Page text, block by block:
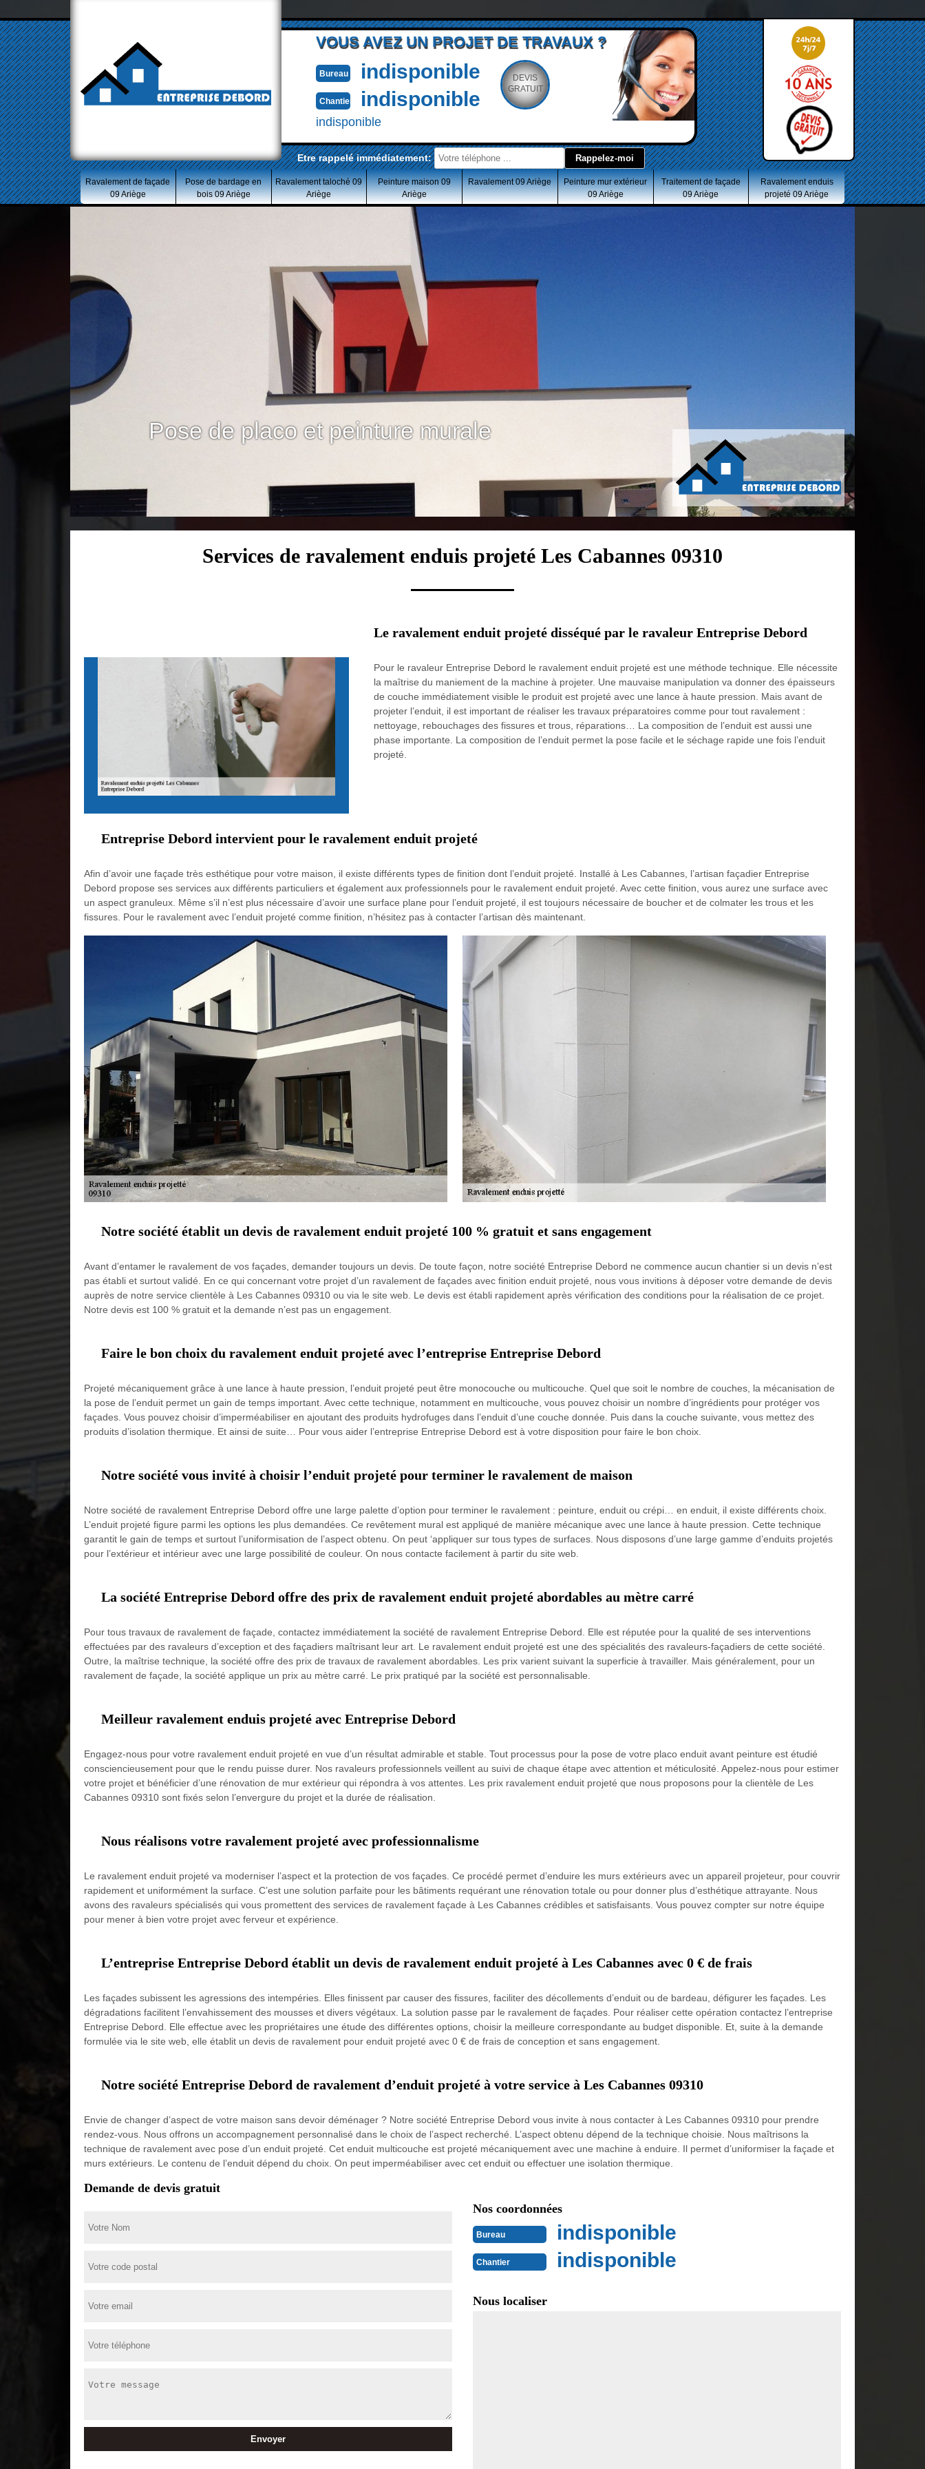
VOUS AVEZ UN PROJET DE TRAVAUX ?
Bureau indisponible
Chantier indisponible
indisponible
DEVIS
GRATUIT
Etre rappelé immédiatement:
Ravalement de façade
09 Ariège
Pose de bardage en
bois 09 Ariège
Ravalement taloché 09
Ariège
Peinture maison 09
Ariège
Ravalement 09 Ariège
Peinture mur extérieur
09 Ariège
Traitement de façade
09 Ariège
Ravalement enduis
projeté 09 Ariège
Pose de placo et peinture murale
Services de ravalement enduis projeté Les Cabannes 09310
Le ravalement enduit projeté disséqué par le ravaleur Entreprise Debord
Pour le ravaleur Entreprise Debord le ravalement enduit projeté est une méthode technique. Elle nécessite
la maîtrise du maniement de la machine à projeter. Une mauvaise manipulation va donner des épaisseurs
de couche immédiatement visible le produit est projeté avec une lance à haute pression. Mais avant de
projeter l’enduit, il est important de réaliser les travaux préparatoires comme pour tout ravalement :
nettoyage, rebouchages des fissures et trous, réparations… La composition de l’enduit est aussi une
phase importante. La composition de l’enduit permet la pose facile et le séchage rapide une fois l’enduit
projeté.
Entreprise Debord intervient pour le ravalement enduit projeté
Afin d’avoir une façade très esthétique pour votre maison, il existe différents types de finition dont l’enduit projeté. Installé à Les Cabannes, l’artisan façadier Entreprise
Debord propose ses services aux différents particuliers et également aux professionnels pour le ravalement enduit projeté. Avec cette finition, vous aurez une surface avec
un aspect granuleux. Même s’il n’est plus nécessaire d’avoir une surface plane pour l’enduit projeté, il est toujours nécessaire de boucher et de colmater les trous et les
fissures. Pour le ravalement avec l’enduit projeté comme finition, n’hésitez pas à contacter l’artisan dès maintenant.
Notre société établit un devis de ravalement enduit projeté 100 % gratuit et sans engagement
Avant d’entamer le ravalement de vos façades, demander toujours un devis. De toute façon, notre société Entreprise Debord ne commence aucun chantier si un devis n’est
pas établi et surtout validé. En ce qui concernant votre projet d’un ravalement de façades avec finition enduit projeté, nous vous invitions à déposer votre demande de devis
auprès de notre service clientèle à Les Cabannes 09310 ou via le site web. Le devis est établi rapidement après vérification des conditions pour la réalisation de ce projet.
Notre devis est 100 % gratuit et la demande n’est pas un engagement.
Faire le bon choix du ravalement enduit projeté avec l’entreprise Entreprise Debord
Projeté mécaniquement grâce à une lance à haute pression, l’enduit projeté peut être monocouche ou multicouche. Quel que soit le nombre de couches, la mécanisation de
la pose de l’enduit permet un gain de temps important. Avec cette technique, notamment en multicouche, vous pouvez choisir un nombre d’ingrédients pour protéger vos
façades. Vous pouvez choisir d’imperméabiliser en ajoutant des produits hydrofuges dans l’enduit d’une couche donnée. Puis dans la couche suivante, vous mettez des
produits d’isolation thermique. Et ainsi de suite… Pour vous aider l’entreprise Entreprise Debord est à votre disposition pour faire le bon choix.
Notre société vous invité à choisir l’enduit projeté pour terminer le ravalement de maison
Notre société de ravalement Entreprise Debord offre une large palette d’option pour terminer le ravalement : peinture, enduit ou crépi… en enduit, il existe différents choix.
L’enduit projeté figure parmi les options les plus demandées. Ce revêtement mural est appliqué de manière mécanique avec une lance à haute pression. Cette technique
garantit le gain de temps et surtout l’uniformisation de l’aspect obtenu. On peut ‘appliquer sur tous types de surfaces. Nous disposons d’une large gamme d’enduits projetés
pour l’extérieur et intérieur avec une large possibilité de couleur. On nous contacte facilement à partir du site web.
La société Entreprise Debord offre des prix de ravalement enduit projeté abordables au mètre carré
Pour tous travaux de ravalement de façade, contactez immédiatement la société de ravalement Entreprise Debord. Elle est réputée pour la qualité de ses interventions
effectuées par des ravaleurs d’exception et des façadiers maîtrisant leur art. Le ravalement enduit projeté est une des spécialités des ravaleurs-façadiers de cette société.
Outre, la maîtrise technique, la société offre des prix de travaux de ravalement abordables. Les prix varient suivant la superficie à travailler. Mais généralement, pour un
ravalement de façade, la société applique un prix au mètre carré. Le prix pratiqué par la société est personnalisable.
Meilleur ravalement enduis projeté avec Entreprise Debord
Engagez-nous pour votre ravalement enduit projeté en vue d’un résultat admirable et stable. Tout processus pour la pose de votre placo enduit avant peinture est étudié
consciencieusement pour que le rendu puisse durer. Nos ravaleurs professionnels veillent au suivi de chaque étape avec attention et méticulosité. Appelez-nous pour estimer
votre projet et bénéficier d’une rénovation de mur extérieur qui répondra à vos attentes. Les prix ravalement enduit projeté que nous proposons pour la clientèle de Les
Cabannes 09310 sont fixés selon l’envergure du projet et la durée de réalisation.
Nous réalisons votre ravalement projeté avec professionnalisme
Le ravalement enduit projeté va moderniser l’aspect et la protection de vos façades. Ce procédé permet d’enduire les murs extérieurs avec un appareil projeteur, pour couvrir
rapidement et uniformément la surface. C’est une solution parfaite pour les bâtiments requérant une rénovation totale ou pour donner plus d’esthétique attrayante. Nous
avons des ravaleurs spécialisés qui vous promettent des services de ravalement façade à Les Cabannes crédibles et satisfaisants. Vous pouvez compter sur notre équipe
pour mener à bien votre projet avec ferveur et expérience.
L’entreprise Entreprise Debord établit un devis de ravalement enduit projeté à Les Cabannes avec 0 € de frais
Les façades subissent les agressions des intempéries. Elles finissent par causer des fissures, faciliter des décollements d’enduit ou de bardeau, défigurer les façades. Les
dégradations facilitent l’envahissement des mousses et divers végétaux. La solution passe par le ravalement de façades. Pour réaliser cette opération contactez l’entreprise
Entreprise Debord. Elle effectue avec les propriétaires une étude des différentes options, choisir la meilleure correspondante au budget disponible. Et, suite à la demande
formulée via le site web, elle établit un devis de ravalement pour enduit projeté avec 0 € de frais de conception et sans engagement.
Notre société Entreprise Debord de ravalement d’enduit projeté à votre service à Les Cabannes 09310
Envie de changer d’aspect de votre maison sans devoir déménager ? Notre société Entreprise Debord vous invite à nous contacter à Les Cabannes 09310 pour prendre
rendez-vous. Nous offrons un accompagnement personnalisé dans le choix de l’aspect recherché. L’aspect obtenu dépend de la technique choisie. Nous maîtrisons la
technique de ravalement avec pose d’un enduit projeté. Cet enduit multicouche est projeté mécaniquement avec une machine à enduire. Il permet d’uniformiser la façade et
murs extérieurs. Le contenu de l’enduit dépend du choix. On peut imperméabiliser avec cet enduit ou effectuer une isolation thermique.
Demande de devis gratuit
Nos coordonnées
Bureau indisponible
Chantier indisponible
Nous localiser